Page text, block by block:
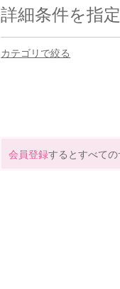
詳細条件を指
カテゴリで絞る
会員登録するとすべて